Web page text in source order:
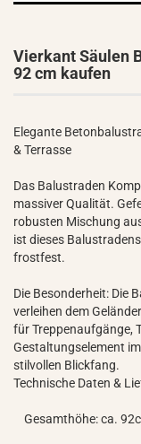
Vierkant Säulen
92 cm kaufen
Elegante
& Terrasse
Das Balustraden
massiver Qualität.
robusten Mischung
ist dieses
frostfest.
Die Besonderheit: Die
verleihen dem
für Treppenaufgänge,
Gestaltungselement
stilvollen Blickfang.
Technische Daten &
Gesamthöhe: ca.